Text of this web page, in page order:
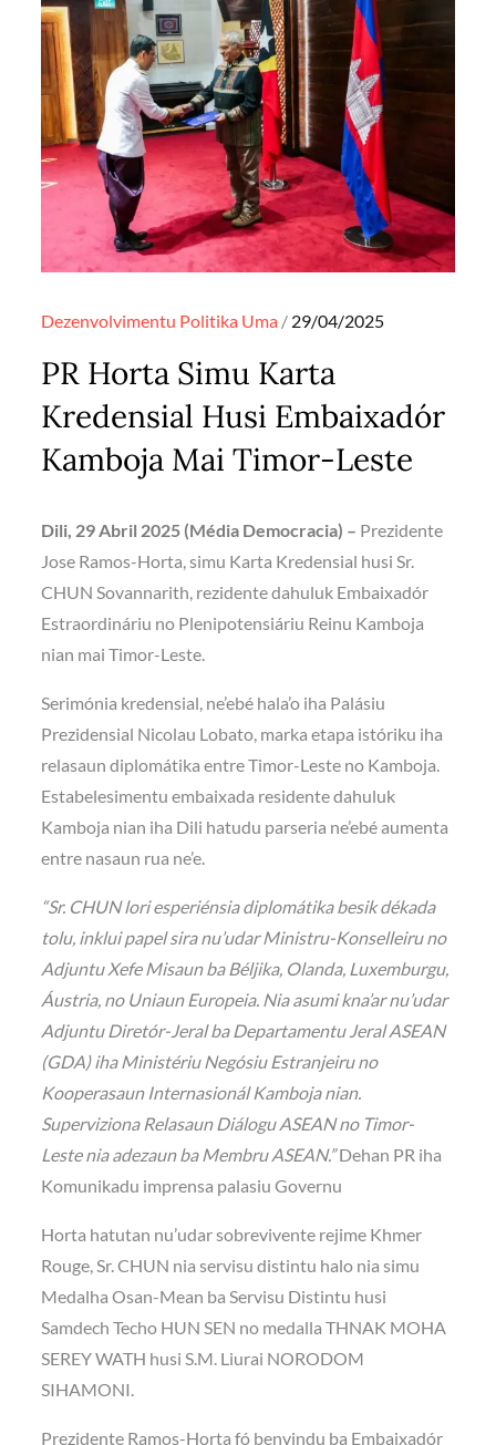
Dezenvolvimentu Politika Uma Posted
29/04/2025
PR Horta Simu Karta
Kredensial Husi Embaixadór
Kamboja Mai Timor-Leste
Dili, 29 Abril 2025 (Média Democracia) – Prezidente
Jose Ramos-Horta, simu Karta Kredensial husi Sr.
CHUN Sovannarith, rezidente dahuluk Embaixadór
Estraordináriu no Plenipotensiáriu Reinu Kamboja
nian mai Timor-Leste.
Serimónia kredensial, ne’ebé hala’o iha Palásiu
Prezidensial Nicolau Lobato, marka etapa istóriku iha
relasaun diplomátika entre Timor-Leste no Kamboja.
Estabelesimentu embaixada residente dahuluk
Kamboja nian iha Dili hatudu parseria ne’ebé aumenta
entre nasaun rua ne’e.
“Sr. CHUN lori esperiénsia diplomátika besik dékada
tolu, inklui papel sira nu’udar Ministru-Konselleiru no
Adjuntu Xefe Misaun ba Béljika, Olanda, Luxemburgu,
Áustria, no Uniaun Europeia. Nia asumi kna’ar nu’udar
Adjuntu Diretór-Jeral ba Departamentu Jeral ASEAN
(GDA) iha Ministériu Negósiu Estranjeiru no
Kooperasaun Internasionál Kamboja nian.
Superviziona Relasaun Diálogu ASEAN no Timor-
Leste nia adezaun ba Membru ASEAN.”Dehan PR iha
Komunikadu imprensa palasiu Governu
Horta hatutan nu’udar sobrevivente rejime Khmer
Rouge, Sr. CHUN nia servisu distintu halo nia simu
Medalha Osan-Mean ba Servisu Distintu husi
Samdech Techo HUN SEN no medalla THNAK MOHA
SEREY WATH husi S.M. Liurai NORODOM
SIHAMONI.
Prezidente Ramos-Horta fó benvindu ba Embaixadór